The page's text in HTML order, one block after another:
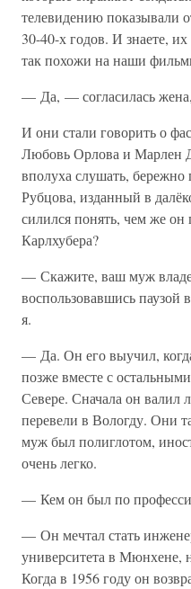
телевидению показывали
30-40-х годов. И знаете,
так похожи на наши
— Да, — согласилась
И они стали говорить о
Любовь Орлова и Марлен
вполуха слушать, бережно
Рубцова, изданный в
силился понять, чем же
Карлхубера?
— Скажите, ваш муж
воспользовавшись паузой
я.
— Да. Он его выучил,
позже вместе с
Севере. Сначала он валил
перевели в Вологду. Они
муж был полиглотом,
очень легко.
— Кем он был по
— Он мечтал стать
университета в Мюнхене,
Когда в 1956 году он